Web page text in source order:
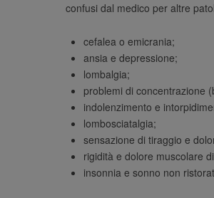
confusi dal medico per altre
cefalea o emicrania;
ansia e depressione;
lombalgia;
problemi di concentrazione
indolenzimento e
lombosciatalgia;
sensazione di tiraggio e
rigidità e dolore muscolare
insonnia e sonno non